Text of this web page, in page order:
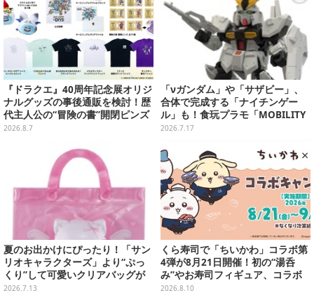
『ドラクエ』40周年記念展オリジ
ナルグッズの事後通販を検討！歴
代主人公の“冒険の書”開閉ピンズ
をはじめ、ユニークなＴシャツや
2026.8.7
「νガンダム」や「サザビー」、
合体で完成する「ナイチンゲー
ル」も！食玩プラモ「MOBILITY
JOINT GUNDAM」第13弾が12月
2026.7.17
夏のお出かけにぴったり！「サン
リオキャラクターズ」より“ぷっ
くり”して可愛いクリアバッグが
ガシャポン化
2026.7.13
くら寿司で「ちいかわ」コラボ第
4弾が8月21日開催！初の“湯呑
み”やお寿司フィギュア、コラボ
メニューも
2026.8.10